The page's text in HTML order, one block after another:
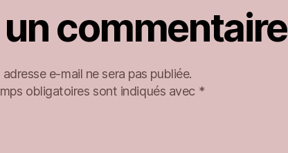
commentaire
e-mail ne sera pas publiée.
obligatoires sont indiqués avec *